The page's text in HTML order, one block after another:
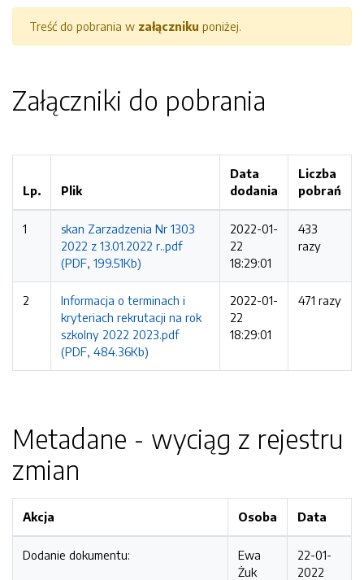
Treść do pobrania w załączniku poniżej.
Załączniki do pobrania
Lp. Plik
Data
dodania
Liczba
pobrań
1
skan Zarzadzenia Nr 1303
2022 z 13.01.2022 r..pdf
(PDF, 199.51Kb)
2022-01-
22
18:29:01
433
razy
2
Informacja o terminach i
kryteriach rekrutacji na rok
szkolny 2022 2023.pdf
(PDF, 484.36Kb)
2022-01-
22
18:29:01
471 razy
Metadane - wyciąg z rejestru
zmian
Akcja Osoba Data
Dodanie dokumentu:
Ewa
Żuk
22-01-
2022